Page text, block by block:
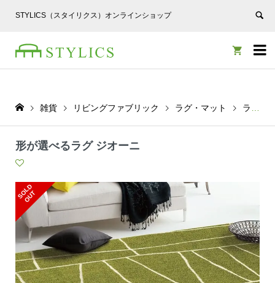
STYLICS（スタイリクス）オンラインショップ


雑貨 リビングファブリック ラグ・マット ラグ
形が選べるラグ ジオーニ
S
O
L
D
O
U
T